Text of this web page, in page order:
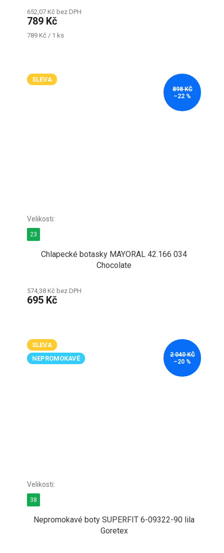
652,07 Kč bez DPH
789 Kč
Měrná
789 Kč / 1 ks
SLEVA
898 KČ
–22 %
Chlapecké botasky MAYORAL 42.166 034
Chocolate
574,38 Kč bez DPH
695 Kč
23
SLEVA
NEPROMOKAVÉ
2 040 KČ
–20 %
Nepromokavé boty SUPERFIT 6-09322-90 lila
Goretex
38